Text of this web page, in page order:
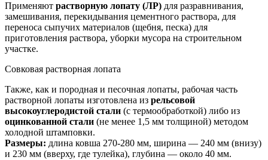
Применяют растворную лопату (ЛР) для разравнивания,
замешивания, перекидывания цементного раствора, для
переноса сыпучих материалов (щебня, песка) для
приготовления раствора, уборки мусора на строительном
участке.
Совковая растворная лопата
Также, как и породная и песочная лопаты, рабочая часть
растворной лопаты изготовлена из рельсовой
высокоуглеродистой стали (с термообработкой) либо из
оцинкованной стали (не менее 1,5 мм толщиной) методом
холодной штамповки.
Размеры: длина ковша 270-280 мм, ширина — 240 мм (внизу)
и 230 мм (вверху, где тулейка), глубина — около 40 мм.